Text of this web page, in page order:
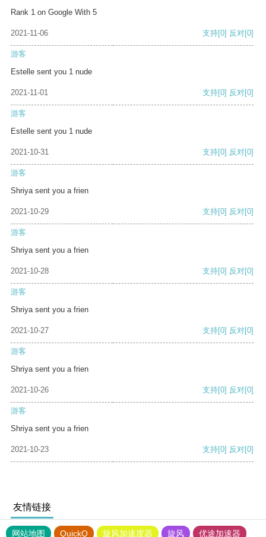
Rank 1 on Google With 5
2021-11-06 支持[0] 反对[0]
游客
Estelle sent you 1 nude
2021-11-01 支持[0] 反对[0]
游客
Estelle sent you 1 nude
2021-10-31 支持[0] 反对[0]
游客
Shriya sent you a frien
2021-10-29 支持[0] 反对[0]
游客
Shriya sent you a frien
2021-10-28 支持[0] 反对[0]
游客
Shriya sent you a frien
2021-10-27 支持[0] 反对[0]
游客
Shriya sent you a frien
2021-10-26 支持[0] 反对[0]
游客
Shriya sent you a frien
2021-10-23 支持[0] 反对[0]
友情链接
网站地图 QuickQ 旋风加速度器 旋风 优途加速器